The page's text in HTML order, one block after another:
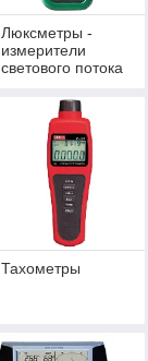
Люксметры -
измерители
светового потока
Тахометры